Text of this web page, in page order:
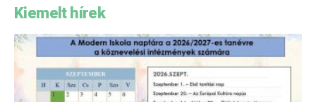
Általános
Kiemelt hírek